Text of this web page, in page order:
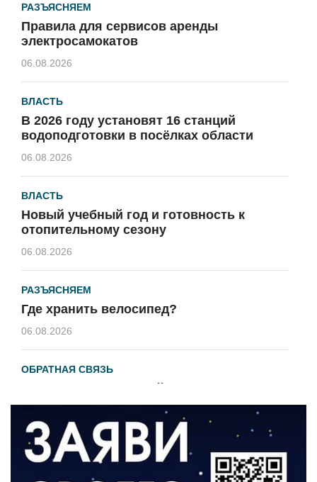
РАЗЪЯСНЯЕМ
Правила для сервисов аренды
электросамокатов
06.08.2026
ВЛАСТЬ
В 2026 году установят 16 станций
водоподготовки в посёлках области
06.08.2026
ВЛАСТЬ
Новый учебный год и готовность к
отопительному сезону
06.08.2026
РАЗЪЯСНЯЕМ
Где хранить велосипед?
06.08.2026
ОБРАТНАЯ СВЯЗЬ
Администрация онлайн
ВЛАСТЬ
День памяти и «Симфония народов»